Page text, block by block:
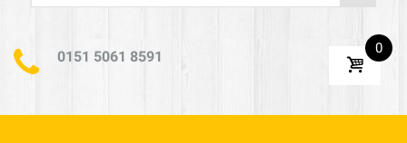
0151 5061 8591 0